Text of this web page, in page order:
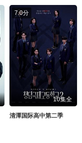
7.0分
10集全
清潭国际高中第二季